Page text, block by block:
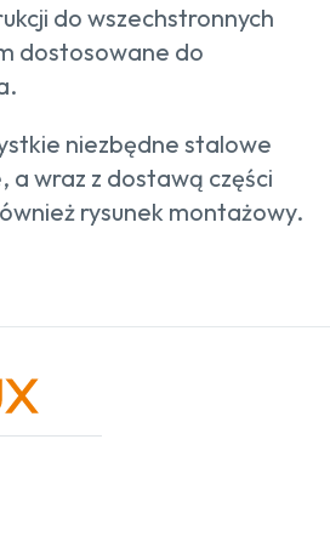
do wszechstronnych
dostosowane do
niezbędne stalowe
a wraz z dostawą części
rysunek montażowy.